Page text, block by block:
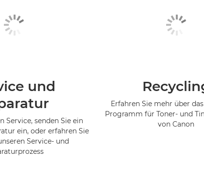
und
Service, senden Sie ein
ein, oder erfahren Sie
Service- und
Erfahren Sie mehr über
Programm für Toner- und
von Canon